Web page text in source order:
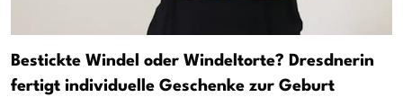
Bestickte Windel oder Windeltorte? Dresdnerin
fertigt individuelle Geschenke zur Geburt